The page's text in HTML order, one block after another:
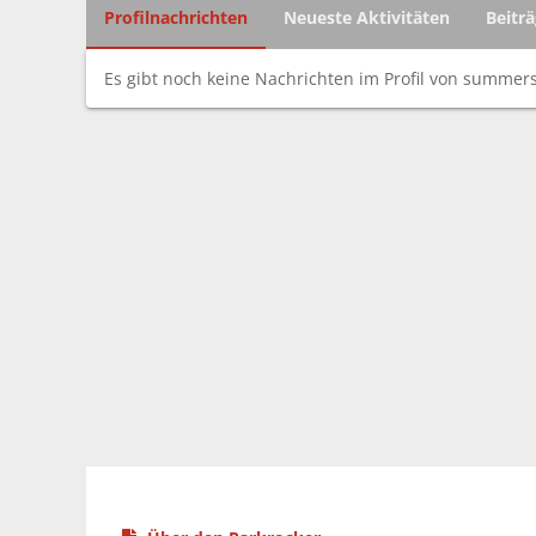
Profilnachrichten Neueste Aktivitäten
Es gibt noch keine Nachrichten im Profil von